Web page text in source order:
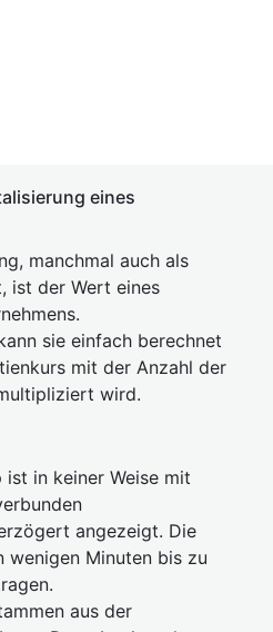
eines
manchmal auch als
ist der Wert eines
sie einfach berechnet
mit der Anzahl der
wird.
in keiner Weise mit
angezeigt. Die
wenigen Minuten bis zu
aus der